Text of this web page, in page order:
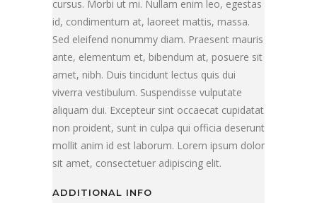
cursus. Morbi ut mi. Nullam enim leo, egestas
id, condimentum at, laoreet mattis, massa.
Sed eleifend nonummy diam. Praesent mauris
ante, elementum et, bibendum at, posuere sit
amet, nibh. Duis tincidunt lectus quis dui
viverra vestibulum. Suspendisse vulputate
aliquam dui. Excepteur sint occaecat cupidatat
non proident, sunt in culpa qui officia deserunt
mollit anim id est laborum. Lorem ipsum dolor
sit amet, consectetuer adipiscing elit.
ADDITIONAL INFO